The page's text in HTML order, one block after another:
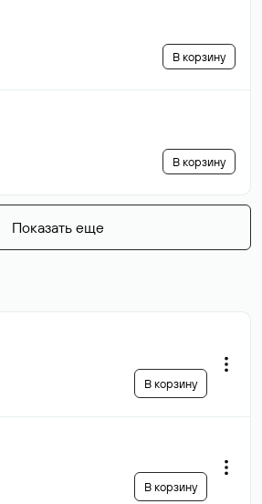
В корзину
В корзину
Показать еще
В корзину
В корзину